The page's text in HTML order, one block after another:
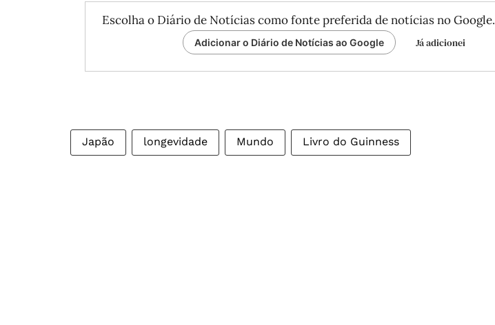
Escolha o Diário de Notícias como fonte preferida de notícias no Google.
Adicionar o Diário de Notícias ao Google Já adicionei
Japão longevidade Mundo Livro do Guinness